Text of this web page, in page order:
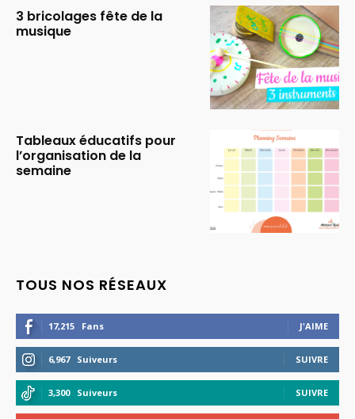
3 bricolages fête de la
musique
Tableaux éducatifs pour
l’organisation de la
semaine
TOUS NOS RÉSEAUX
17,215 Fans J'AIME
6,967 Suiveurs SUIVRE
3,300 Suiveurs SUIVRE